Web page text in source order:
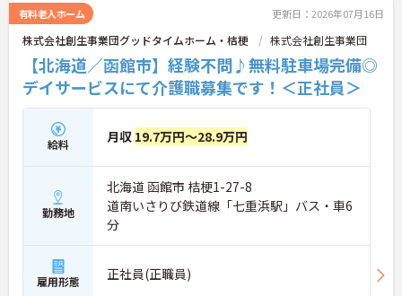
いサポート体制が整っています。マイカー通勤が可
能で退職金制度や特別連続有給休暇なども完備され
ており、手厚い福利厚生が揃う大手企業で長期的な
キャリアを築きたい方にぜひおすすめしたい求人で
す。
★おすすめPOINT★
【手厚い研修・キャリア支援】資格取得費用も会社
が負担
・入社時の9日間にわたる研修や、半年間の毎月フ
ォローアップ研修など、万全の教育体制が整ってい
ます。さらに主任ケアマネジャーの資格取得・更新
にかかる費用は会社が負担するため、働きながら無
理なく専門性を高め、キャリアアップを目指せる環
【圧倒的な子育て支援】最長3年の育児休暇・9歳ま
での時短勤務
有料老人ホーム 更新日：2026年07月16日
株式会社創生事業団グッドタイムホーム・桔梗 株式会社創生事業団
【北海道／函館市】経験不問♪無料駐車場完備◎
デイサービスにて介護職募集です！＜正社員＞
給料 月収 19.7万円～28.9万円
勤務地
北海道 函館市 桔梗1-27-8
道南いさりび鉄道線「七重浜駅」バス・車6
分
雇用形態 正社員(正職員)